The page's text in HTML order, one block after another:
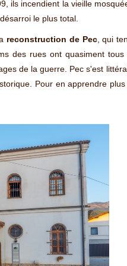
ils incendient la vieille
le plus total.
reconstruction de Pec, qui
des rues ont quasiment
de la guerre. Pec s'est
Pour en apprendre